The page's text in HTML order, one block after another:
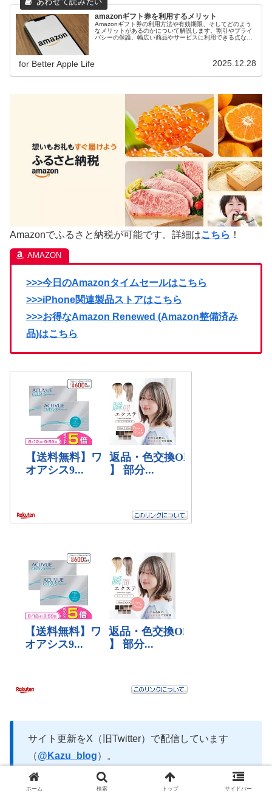
amazonギフト券を利用するメリット
Amazonギフト券の利用方法や有効期限、そしてどのよう
なメリットがあるのかについて解説します。割引やプライ
バシーの保護、幅広い商品やサービスに利用できる点な
for Better Apple Life 2025.12.28
Amazonでふるさと納税が可能です。詳細はこちら ！
>>>今日のAmazonタイムセールはこちら
>>>iPhone関連製品ストアはこちら
>>>お得なAmazon Renewed (Amazon整備済み
品)はこちら
サイト更新をX（旧Twitter）で配信しています
（@Kazu_blog）。
ほぼ毎日Apple製品、特にMacやiPad、iPhoneに
関する情報を掲載していますので、X（旧Twitter）
ホーム 検索 トップ サイドバー